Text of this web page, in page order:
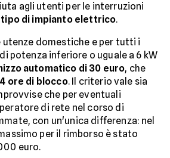
agli utenti per le interruzioni
tipo di impianto elettrico.
utenze domestiche e per tutti i
potenza inferiore o uguale a 6 kW
automatico di 30 euro, che
ore di blocco. Il criterio vale sia
che per eventuali
di rete nel corso di
con un'unica differenza: nel
per il rimborso è stato
euro.